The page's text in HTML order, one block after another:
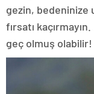
gezin, bedeninize
fırsatı
geç olmuş olabilir!